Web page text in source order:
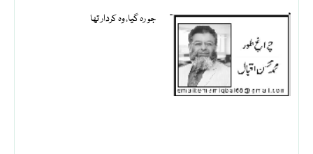
جو رہ گیا، وہ کردار تھا